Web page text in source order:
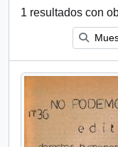
1 resultados con